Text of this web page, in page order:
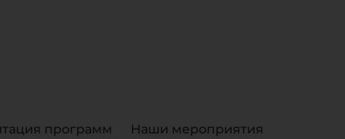
программ
Наши мероприятия